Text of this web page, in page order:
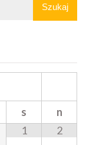
s
n
1
2